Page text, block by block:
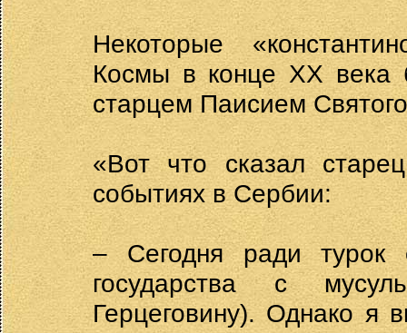
Некоторые
Космы в конце XX
старцем Паисием
«Вот что сказал
событиях в Сербии:
– Сегодня ради турок
государства с
Герцеговину). Однако я